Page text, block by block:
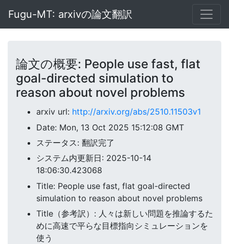
Fugu-MT: arxivの論文翻訳
論文の概要: People use fast, flat
goal-directed simulation to
reason about novel problems
arxiv url: http://arxiv.org/abs/2510.11503v1
Date: Mon, 13 Oct 2025 15:12:08 GMT
ステータス: 翻訳完了
システム内更新日: 2025-10-14
18:06:30.423068
Title: People use fast, flat goal-directed
simulation to reason about novel problems
Title（参考訳）: 人々は新しい問題を推論するた
めに高速で平らな目標指向シミュレーションを
使う